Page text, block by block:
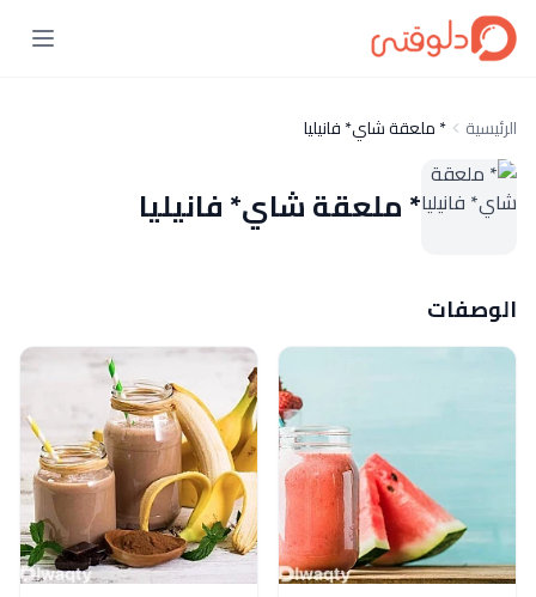
الرئيسية * ملعقة شاي* فانيليا
* ملعقة شاي* فانيليا
الوصفات